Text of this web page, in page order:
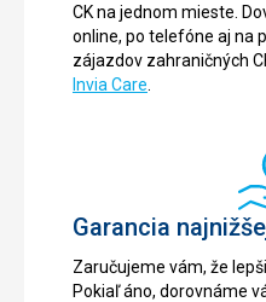
CK na jednom mieste.
online, po telefóne aj na
zájazdov zahraničných
Invia Care
Garancia
Zaručujeme vám, že
Pokiaľ áno, dorovnáme